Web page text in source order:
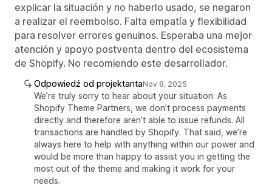
explicar la situación y no haberlo usado, se negaron
a realizar el reembolso. Falta empatía y flexibilidad
para resolver errores genuinos. Esperaba una mejor
atención y apoyo postventa dentro del ecosistema
de Shopify. No recomiendo este desarrollador.
Odpowiedź od projektantaNov 8, 2025
We’re truly sorry to hear about your situation. As
Shopify Theme Partners, we don’t process payments
directly and therefore aren’t able to issue refunds. All
transactions are handled by Shopify. That said, we’re
always here to help with anything within our power and
would be more than happy to assist you in getting the
most out of the theme and making it work for your
needs.